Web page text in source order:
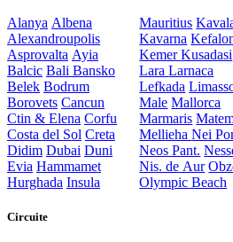
Alanya Albena
Alexandroupolis
Asprovalta Ayia
Balcic Bali Bansko
Belek Bodrum
Borovets Cancun
Ctin & Elena Corfu
Costa del Sol Creta
Didim Dubai Duni
Evia Hammamet
Hurghada Insula
Mauritius
Kavarna
KemerKusadasi
LaraLarnaca
Lefkada
Male Mallorca
Marmaris
MelliehaNei
Neos Pant.
Nis. de Aur
Olympic Beach
Circuite